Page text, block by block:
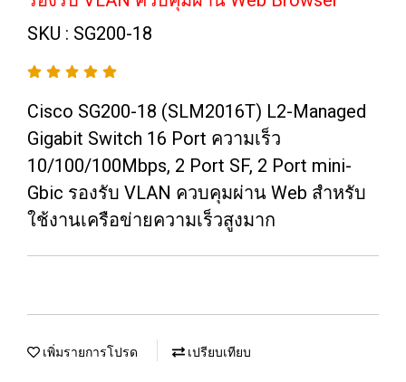
SKU : SG200-18
Cisco SG200-18 (SLM2016T) L2-Managed
Gigabit Switch 16 Port ความเร็ว
10/100/100Mbps, 2 Port SF, 2 Port mini-
Gbic รองรับ VLAN ควบคุมผ่าน Web สำหรับ
ใช้งานเครือข่ายความเร็วสูงมาก
เพิ่มรายการโปรด เปรียบเทียบ